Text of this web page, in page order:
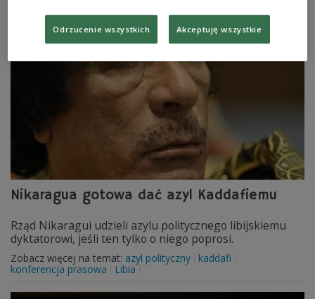
Zobacz więcej na temat:ekologia Stany Zjednoczone
Nikaragua gotowa dać azyl Kaddafiemu
Rząd Nikaragui udzieli azylu politycznego libijskiemu
dyktatorowi, jeśli ten tylko o niego poprosi.
Zobacz więcej na temat: azyl polityczny
kaddafi
konferencja prasowa
Libia
Odrzucenie wszystkich Akceptuję wszystkie